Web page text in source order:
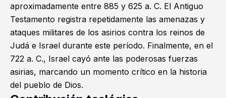
aproximadamente entre 885 y 625 a. C. El Antiguo
Testamento registra repetidamente las amenazas y
ataques militares de los asirios contra los reinos de
Judá e Israel durante este período. Finalmente, en el
722 a. C., Israel cayó ante las poderosas fuerzas
asirias, marcando un momento crítico en la historia
del pueblo de Dios.